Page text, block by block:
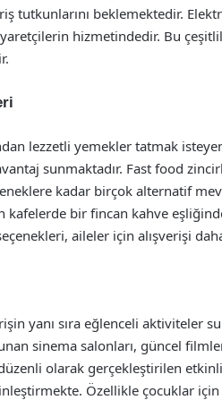
tutkunlarını beklemektedir.
hizmetindedir. Bu
lezzetli yemekler tatmak
sunmaktadır. Fast food
kadar birçok alternatif
kafelerde bir fincan kahve
aileler için alışverişi
yanı sıra eğlenceli aktiviteler
sinema salonları, güncel
olarak gerçekleştirilen
Özellikle çocuklar